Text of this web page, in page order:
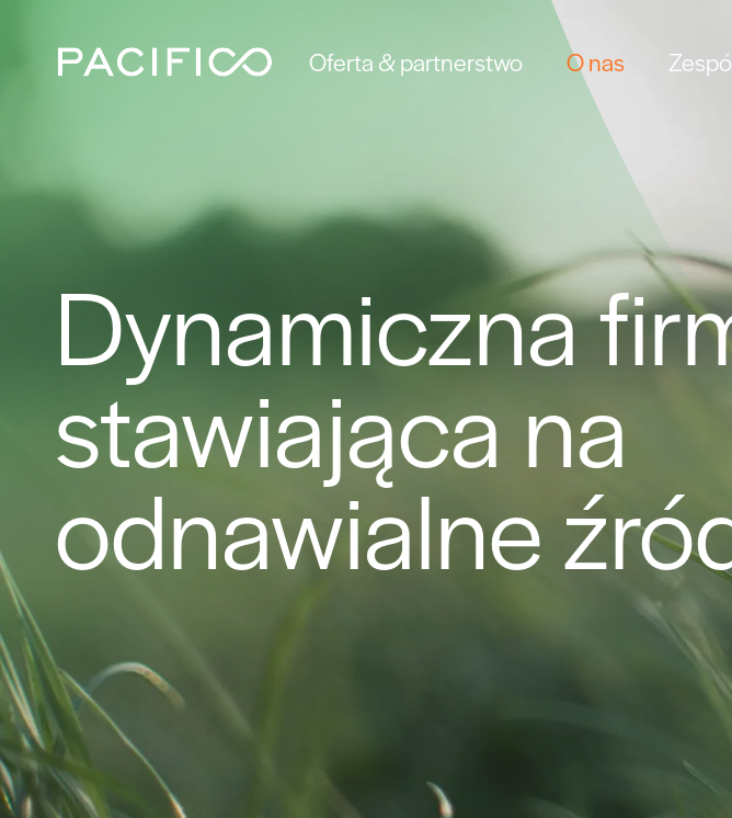
Oferta & partnerstwo O nas
Dynamiczna
stawiająca na
odnawialne